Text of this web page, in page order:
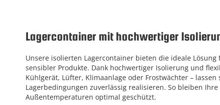
Lagercontainer mit hochwertiger
Unsere isolierten Lagercontainer bieten die ideale
sensibler Produkte. Dank hochwertiger Isolierung und
Kühlgerät, Lüfter, Klimaanlage oder Frostwächter – lassen
Lagerbedingungen zuverlässig realisieren. So bleiben
Außentemperaturen optimal geschützt.